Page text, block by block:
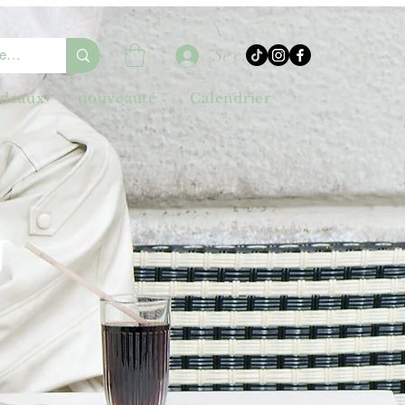
Se connecter
nouveauté Calendrier